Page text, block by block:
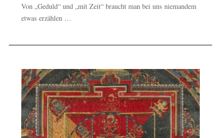
Von „Geduld“ und „mit Zeit“ braucht man bei uns niemandem
etwas erzählen …